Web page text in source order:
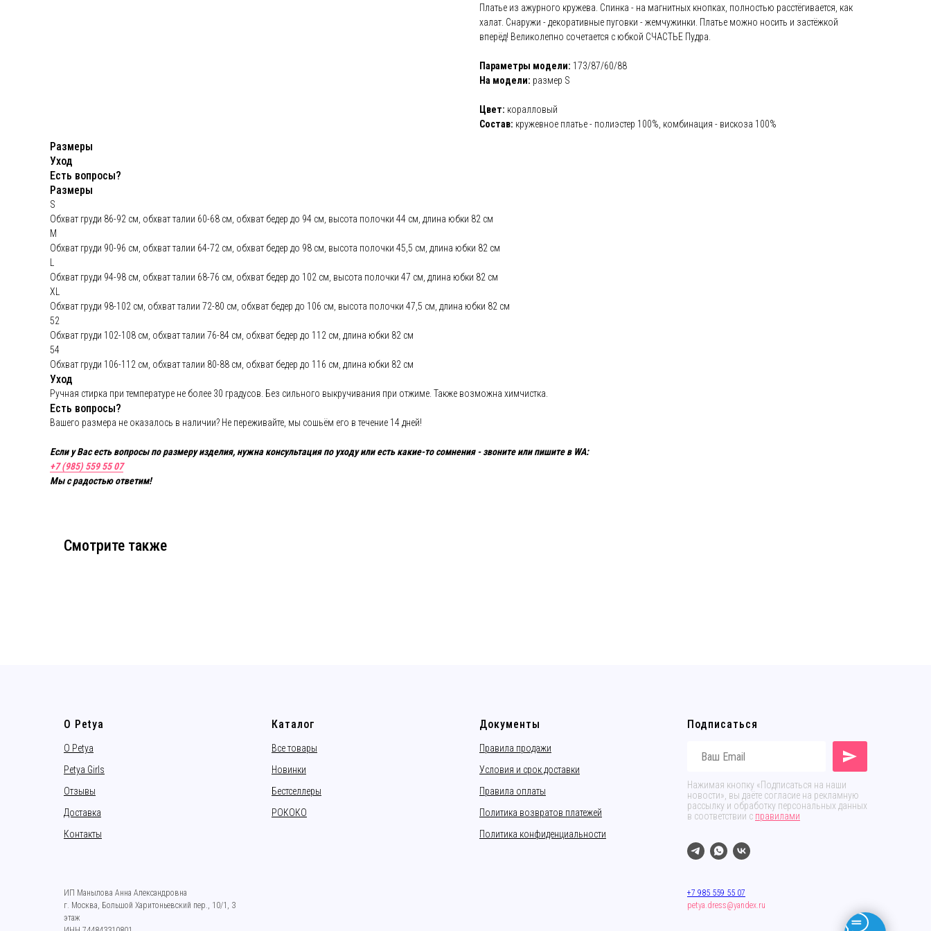
Брюки
Костюмы
Комплекты
Джинсы
Платье из ажурного кружева. Спинка - на магнитных кнопках, полностью расстёгивается, как
халат. Снаружи - декоративные пуговки - жемчужинки. Платье можно носить и застёжкой
вперёд! Великолепно сочетается с юбкой СЧАСТЬЕ Пудра.
Параметры модели: 173/87/60/88
На модели: размер S
Цвет: коралловый
Состав: кружевное платье - полиэстер 100%, комбинация - вискоза 100%
Размеры
Уход
Есть вопросы?
Размеры
S
Обхват груди 86-92 см, обхват талии 60-68 см, обхват бедер до 94 см, высота полочки 44 см, длина юбки 82 см
M
Обхват груди 90-96 см, обхват талии 64-72 см, обхват бедер до 98 см, высота полочки 45,5 см, длина юбки 82 см
Обхват груди 94-98 см, обхват талии 68-76 см, обхват бедер до 102 см, высота полочки 47 см, длина юбки 82 см
XL
Обхват груди 98-102 см, обхват талии 72-80 см, обхват бедер до 106 см, высота полочки 47,5 см, длина юбки 82 см
52
Обхват груди 102-108 см, обхват талии 76-84 см, обхват бедер до 112 см, длина юбки 82 см
54
Обхват груди 106-112 см, обхват талии 80-88 см, обхват бедер до 116 см, длина юбки 82 см
Уход
Ручная стирка при температуре не более 30 градусов. Без сильного выкручивания при отжиме. Также возможна химчистка.
Есть вопросы?
Вашего размера не оказалось в наличии? Не переживайте, мы сошьём его в течение 14 дней!
Если у Вас есть вопросы по размеру изделия, нужна консультация по уходу или есть какие-то сомнения - звоните или пишите в WA:
+7 (985) 559 55 07
Мы с радостью ответим!
Смотрите также
О Petya
О Petya
Petya Girls
Отзывы
Доставка
Контакты
Каталог
Все товары
Новинки
Бестселлеры
РОКОКО
Документы
Правила продажи
Условия и срок доставки
Правила оплаты
Политика возвратов платежей
Политика конфиденциальности
Подписаться
Нажимая кнопку «Подписаться на наши
новости», вы даёте согласие на рекламную
рассылку и обработку персональных данных
в соответствии с правилами
ИП Манылова Анна Александровна
г. Москва, Большой Харитоньевский пер., 10/1, 3
этаж
+7 985 559 55 07
petya.dress@yandex.ru